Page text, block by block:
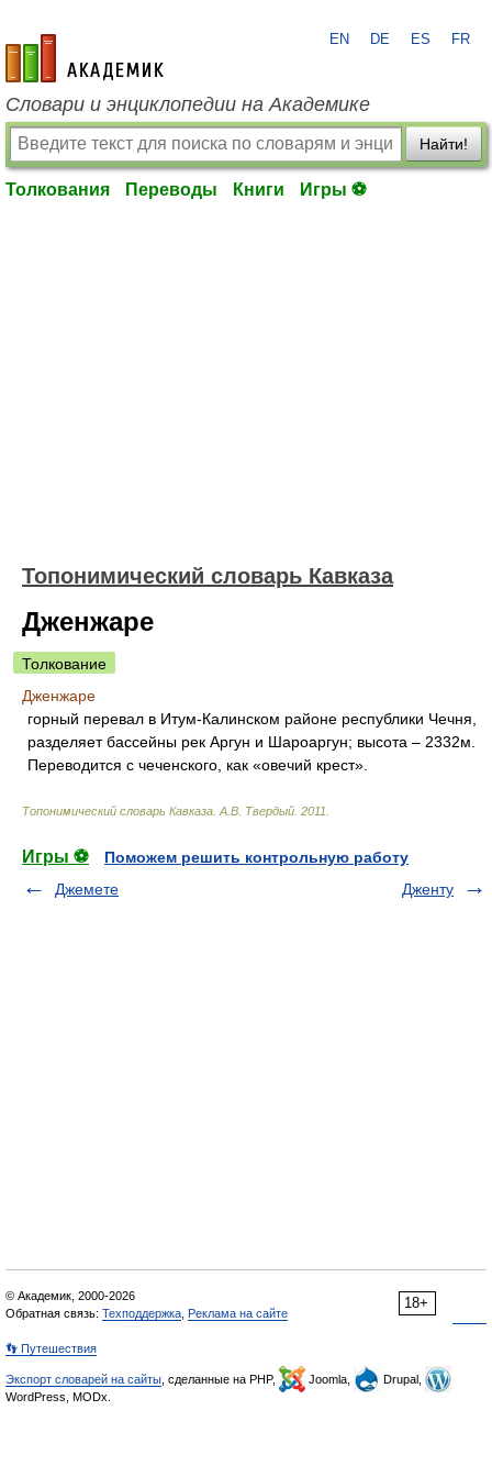
academic.ru
EN DE ES FR
Словари и энциклопедии на Академике
Найти!
Толкования Переводы Книги Игры ⚽
Топонимический словарь Кавказа
Дженжаре
Толкование
Дженжаре
горный перевал в Итум-Калинском районе республики Чечня,
разделяет бассейны рек Аргун и Шароаргун; высота – 2332м.
Переводится с чеченского, как «овечий крест».
Топонимический словарь Кавказа А.В. Твердый 2011
Игры ⚽
Поможем решить контрольную работу
Джемете
Дженту
18+
© Академик, 2000-2026
Обратная связь: Техподдержка Реклама на сайте
👣 Путешествия
Экспорт словарей на сайты , сделанные на PHP, Joomla,
Drupal,
WordPress, MODx.